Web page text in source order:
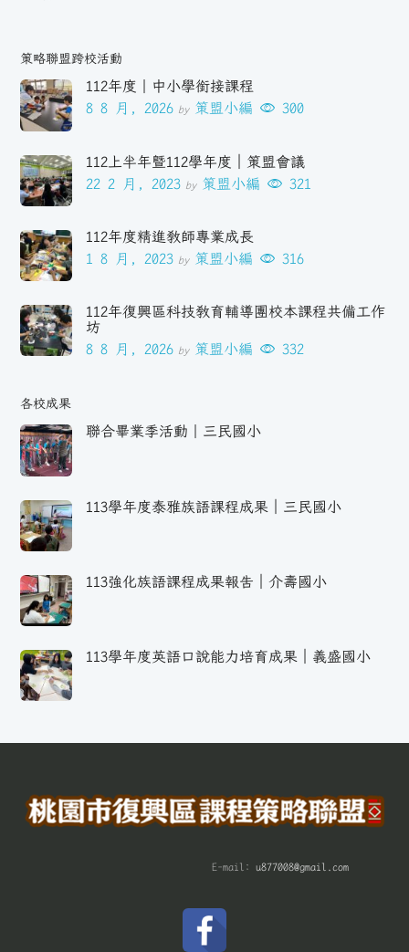
策略聯盟跨校活動
112年度｜中小學銜接課程
8 8 月, 2026 by 策盟小編 300
112上半年暨112學年度｜策盟會議
22 2 月, 2023 by 策盟小編 321
112年度精進教師專業成長
1 8 月, 2023 by 策盟小編 316
112年復興區科技教育輔導團校本課程共備工作
坊
8 8 月, 2026 by 策盟小編 332
各校成果
聯合畢業季活動｜三民國小
113學年度泰雅族語課程成果｜三民國小
113強化族語課程成果報告｜介壽國小
113學年度英語口說能力培育成果｜義盛國小
E-mail:u877008@gmail.com